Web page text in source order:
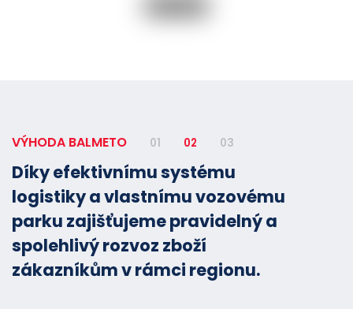
VÝHODA BALMETO 01 02 03
Díky efektivnímu systému
logistiky a vlastnímu vozovému
parku zajišťujeme pravidelný a
spolehlivý rozvoz zboží
zákazníkům v rámci regionu.